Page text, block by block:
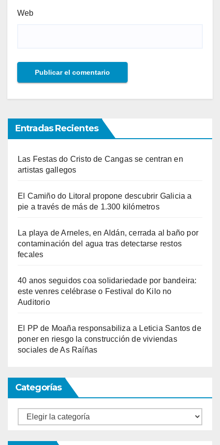
Web
Entradas Recientes
Las Festas do Cristo de Cangas se centran en
artistas gallegos
El Camiño do Litoral propone descubrir Galicia a
pie a través de más de 1.300 kilómetros
La playa de Arneles, en Aldán, cerrada al baño por
contaminación del agua tras detectarse restos
fecales
40 anos seguidos coa solidariedade por bandeira:
este venres celébrase o Festival do Kilo no
Auditorio
El PP de Moaña responsabiliza a Leticia Santos de
poner en riesgo la construcción de viviendas
sociales de As Raíñas
Categorías
Categorías